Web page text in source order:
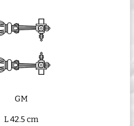
GM
L 42.5 cm